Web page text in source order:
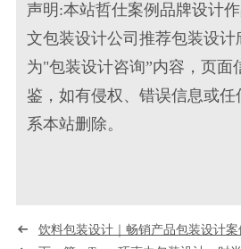
声明:本站哲仕案例品牌设计
文包装设计公司推荐包装设计
为"包装设计咨询”内容，页面
鉴，如有侵权、错误信息或
系本站删除。
饮料包装设计｜畅销产品包装设计案